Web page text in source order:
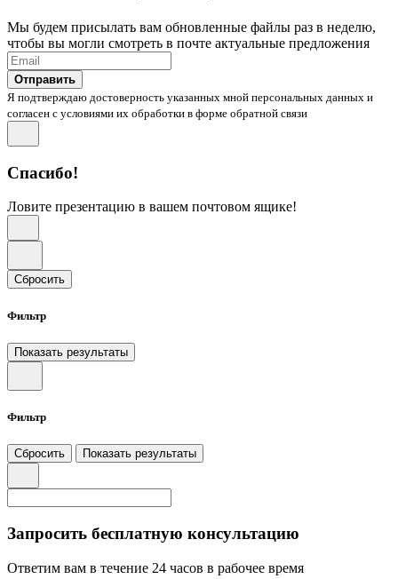
Мы будем присылать вам обновленные файлы раз в неделю,
чтобы вы могли смотреть в почте актуальные предложения
Отправить
Я подтверждаю достоверность указанных мной персональных данных и
согласен с условиями их обработки в форме обратной связи
Спасибо!
Ловите презентацию в вашем почтовом ящике!
Сбросить
Фильтр
Показать результаты
Фильтр
Сбросить Показать результаты
Запросить бесплатную консультацию
Ответим вам в течение 24 часов в рабочее время